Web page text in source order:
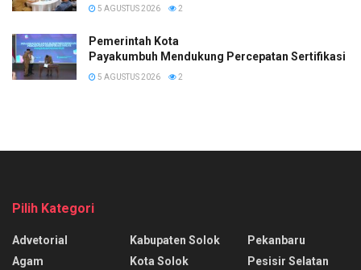
5 AGUSTUS 2026 2
Pemerintah Kota
Payakumbuh Mendukung Percepatan Sertifikasi
5 AGUSTUS 2026 2
Pilih Kategori
Advetorial
Agam
Kabupaten Solok
Kota Solok
Pekanbaru
Pesisir Selatan